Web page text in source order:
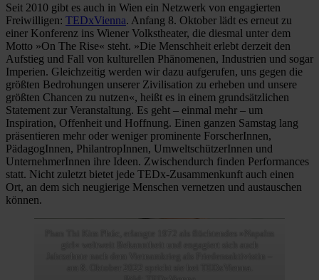
Seit 2010 gibt es auch in Wien ein Netzwerk von engagierten
Freiwilligen: TEDxVienna. Anfang 8. Oktober lädt es erneut zu
einer Konferenz ins Wiener Volkstheater, die diesmal unter dem
Motto »On The Rise« steht. »Die Menschheit erlebt derzeit den
Aufstieg und Fall von kulturellen Phänomenen, Industrien und sogar
Imperien. Gleichzeitig werden wir dazu aufgerufen, uns gegen die
größten Bedrohungen unserer Zivilisation zu erheben und unsere
größten Chancen zu nutzen«, heißt es in einem grundsätzlichen
Statement zur Veranstaltung. Es geht – einmal mehr – um
Inspiration, Offenheit und Hoffnung. Einen ganzen Samstag lang
präsentieren mehr oder weniger prominente ForscherInnen,
PädagogInnen, PhilantropInnen, UmweltschützerInnen und
UnternehmerInnen ihre Ideen. Zwischendurch finden Performances
statt. Nicht zuletzt bietet jede TEDx-Zusammenkunft auch einen
Ort, an dem sich neugierige Menschen vernetzen und austauschen
können.